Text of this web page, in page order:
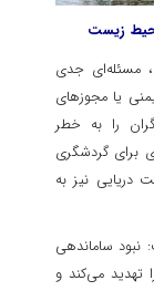
زیست
مسئله‌ای جدی
یا مجوزهای
را به خطر
برای گردشگری
دریایی نیز به
نبود ساماندهی
تهدید می‌کند و